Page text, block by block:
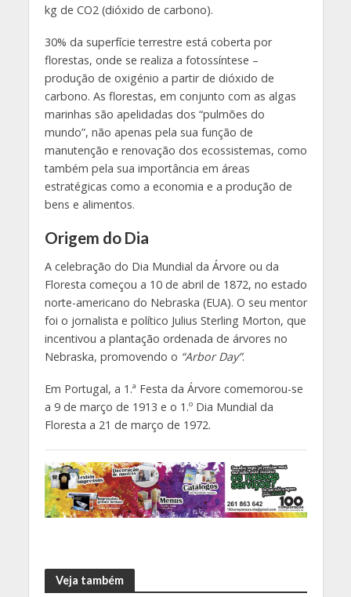
kg de CO2 (dióxido de carbono).
30% da superfície terrestre está coberta por
florestas, onde se realiza a fotossíntese –
produção de oxigénio a partir de dióxido de
carbono. As florestas, em conjunto com as algas
marinhas são apelidadas dos “pulmões do
mundo”, não apenas pela sua função de
manutenção e renovação dos ecossistemas, como
também pela sua importância em áreas
estratégicas como a economia e a produção de
bens e alimentos.
Origem do Dia
A celebração do Dia Mundial da Árvore ou da
Floresta começou a 10 de abril de 1872, no estado
norte-americano do Nebraska (EUA). O seu mentor
foi o jornalista e político Julius Sterling Morton, que
incentivou a plantação ordenada de árvores no
Nebraska, promovendo o “Arbor Day”.
Em Portugal, a 1.ª Festa da Árvore comemorou-se
a 9 de março de 1913 e o 1.º Dia Mundial da
Floresta a 21 de março de 1972.
Veja também